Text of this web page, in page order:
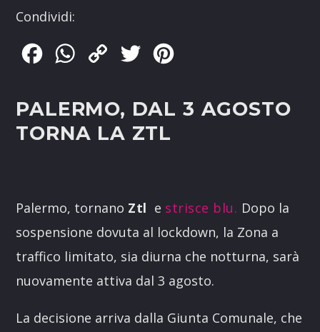
Condividi:
FacebookWhatsApp
Copy
Twitter
PALERMO, DAL 3 AGOSTO
TORNA LA ZTL
Palermo, tornano Ztl e strisce blu. Dopo la
sospensione dovuta al lockdown, la Zona a
traffico limitato, sia diurna che notturna, sarà
nuovamente attiva dal 3 agosto.
La decisione arriva dalla Giunta Comunale, che